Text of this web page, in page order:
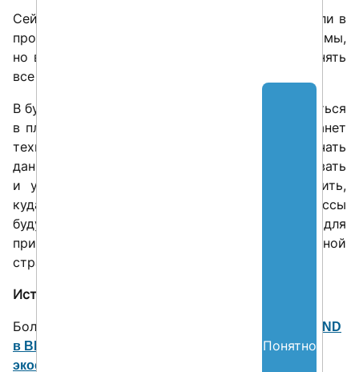
Сейчас ERP-система требует, чтобы вы заходили в
программу, нажимали кнопки, заполняли формы,
но все идет к тому, что машины будут выполнять
все эти действия самостоятельно.
В будущем задача пользователя будет заключаться
в планировании и оценке результатов. ERP станет
технической системой, которая будет получать
данные, правильно их обрабатывать, агрегировать
и указывать, какие действия нужно выполнить,
куда пойти и что сделать. Все рутинные процессы
будут автоматизированы, а человек останется для
принятия решений и выработки производственной
стратегии.
Источник:
Больше новостей читайте в
сообществе SAPLAND
в ВК
SAPLAND: Новости
экосистемы
Понятно